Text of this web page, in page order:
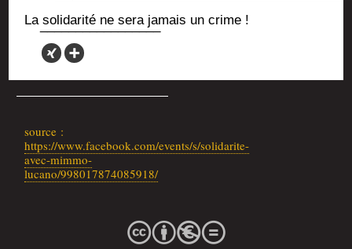
source :
https://www.facebook.com/events/s/solidarite-
avec-mimmo-
lucano/998017874085918/
La soli­da­ri­té ne sera jamais un crime !